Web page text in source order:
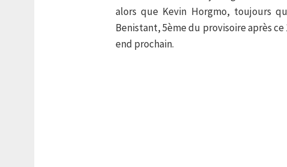
alors que Kevin Horgmo, toujours
Benistant, 5ème du provisoire après
end prochain.